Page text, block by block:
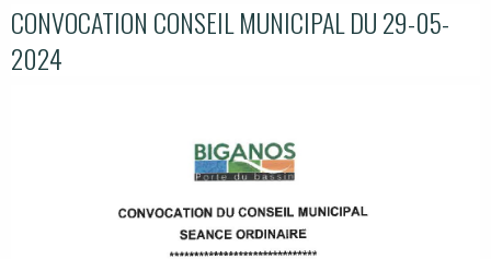
CONVOCATION CONSEIL MUNICIPAL DU 29-05-
2024